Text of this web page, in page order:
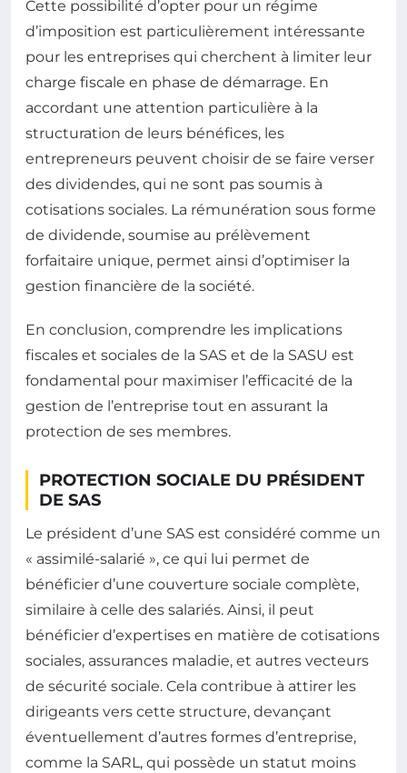
Cette possibilité d’opter pour un régime
d’imposition est particulièrement intéressante
pour les entreprises qui cherchent à limiter leur
charge fiscale en phase de démarrage. En
accordant une attention particulière à la
structuration de leurs bénéfices, les
entrepreneurs peuvent choisir de se faire verser
des dividendes, qui ne sont pas soumis à
cotisations sociales. La rémunération sous forme
de dividende, soumise au prélèvement
forfaitaire unique, permet ainsi d’optimiser la
gestion financière de la société.
En conclusion, comprendre les implications
fiscales et sociales de la SAS et de la SASU est
fondamental pour maximiser l’efficacité de la
gestion de l’entreprise tout en assurant la
protection de ses membres.
PROTECTION SOCIALE DU PRÉSIDENT
DE SAS
Le président d’une SAS est considéré comme un
« assimilé-salarié », ce qui lui permet de
bénéficier d’une couverture sociale complète,
similaire à celle des salariés. Ainsi, il peut
bénéficier d’expertises en matière de cotisations
sociales, assurances maladie, et autres vecteurs
de sécurité sociale. Cela contribue à attirer les
dirigeants vers cette structure, devançant
éventuellement d’autres formes d’entreprise,
comme la SARL, qui possède un statut moins